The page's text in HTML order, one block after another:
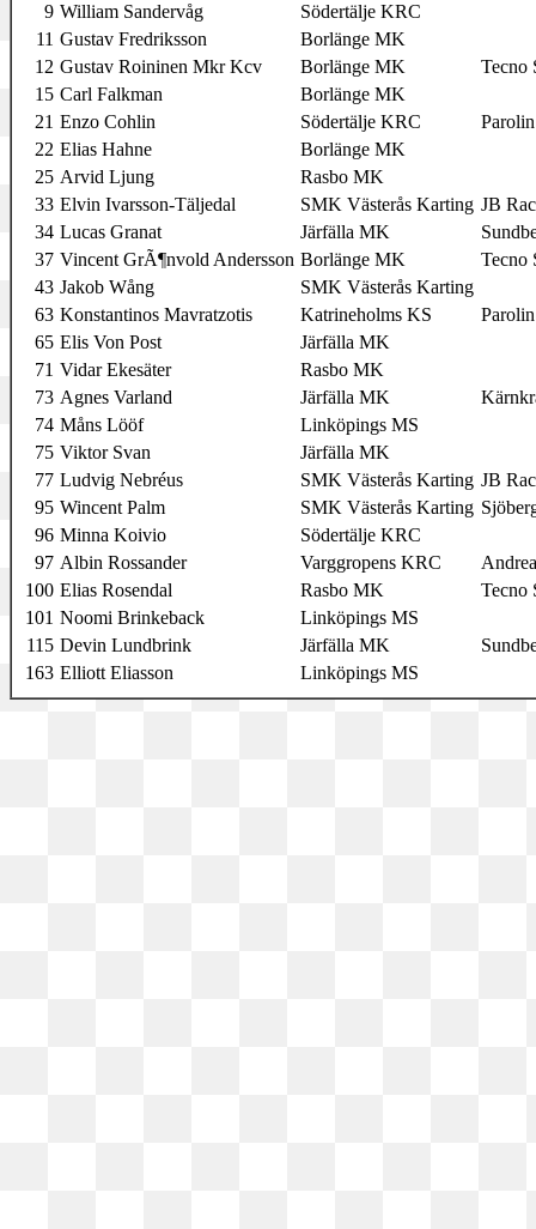
9 William Sandervåg
Södertälje KRC
11 Gustav Fredriksson
Borlänge MK
12 Gustav Roininen Mkr Kcv Borlänge MK
Tecno
15 Carl Falkman
Borlänge MK
21 Enzo Cohlin Södertälje KRC
22 Elias Hahne
Borlänge MK
25 Arvid Ljung
Rasbo MK
33 Elvin Ivarsson-Täljedal SMK Västerås Karting JB
34 Lucas Granat Järfälla MK
37 Vincent GrÃ¶nvold Andersson Borlänge MK
Tecno
43 Jakob Wång
SMK Västerås Karting
63 Konstantinos Mavratzotis Katrineholms KS
65 Elis Von Post
Järfälla MK
71 Vidar Ekesäter
Rasbo MK
73 Agnes Varland Järfälla MK
74 Måns Lööf
Linköpings MS
75 Viktor Svan
Järfälla MK
77 Ludvig Nebréus SMK Västerås Karting JB
95 Wincent Palm SMK Västerås Karting
96 Minna Koivio
Södertälje KRC
97 Albin Rossander Varggropens KRC
100 Elias Rosendal Rasbo MK
Tecno
101 Noomi Brinkeback
Linköpings MS
115 Devin Lundbrink Järfälla MK
163 Elliott Eliasson Linköpings MS